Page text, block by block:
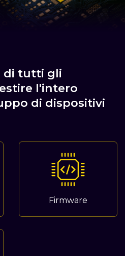
di tutti gli
l'intero
di dispositivi
Firmware